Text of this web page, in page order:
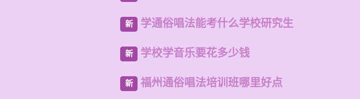
新 学通俗唱法能考什么学校研究生
新 学校学音乐要花多少钱
新 福州通俗唱法培训班哪里好点